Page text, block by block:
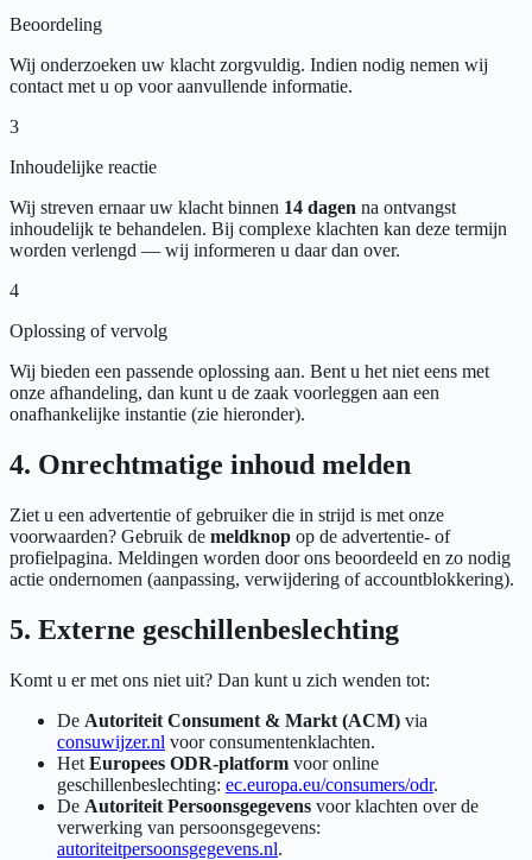
Beoordeling
Wij onderzoeken uw klacht zorgvuldig. Indien nodig nemen wij
contact met u op voor aanvullende informatie.
3
Inhoudelijke reactie
Wij streven ernaar uw klacht binnen 14 dagen na ontvangst
inhoudelijk te behandelen. Bij complexe klachten kan deze termijn
worden verlengd — wij informeren u daar dan over.
4
Oplossing of vervolg
Wij bieden een passende oplossing aan. Bent u het niet eens met
onze afhandeling, dan kunt u de zaak voorleggen aan een
onafhankelijke instantie (zie hieronder).
4. Onrechtmatige inhoud melden
Ziet u een advertentie of gebruiker die in strijd is met onze
voorwaarden? Gebruik de meldknop op de advertentie- of
profielpagina. Meldingen worden door ons beoordeeld en zo nodig
actie ondernomen (aanpassing, verwijdering of accountblokkering).
5. Externe geschillenbeslechting
Komt u er met ons niet uit? Dan kunt u zich wenden tot:
De Autoriteit Consument & Markt (ACM) via
consuwijzer.nl voor consumentenklachten.
Het Europees ODR-platform voor online
geschillenbeslechting: ec.europa.eu/consumers/odr.
De Autoriteit Persoonsgegevens voor klachten over de
verwerking van persoonsgegevens:
autoriteitpersoonsgegevens.nl.